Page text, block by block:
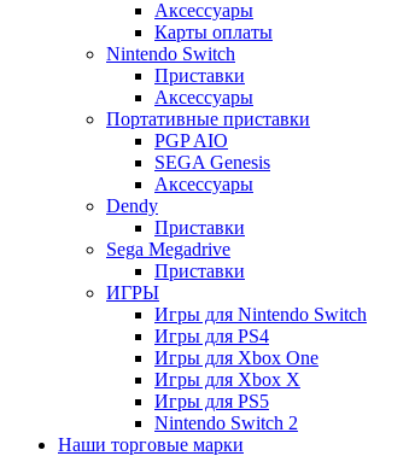
Аксессуары
Карты оплаты
Nintendo Switch
Приставки
Аксессуары
Портативные приставки
PGP AIO
SEGA Genesis
Аксессуары
Dendy
Приставки
Sega Megadrive
Приставки
ИГРЫ
Игры для Nintendo Switch
Игры для PS4
Игры для Xbox One
Игры для Xbox X
Игры для PS5
Nintendo Switch 2
Наши торговые марки